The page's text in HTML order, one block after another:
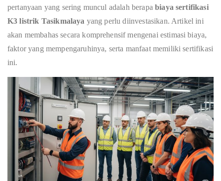
pertanyaan yang sering muncul adalah berapabiaya sertifikasi
K3 listrik Tasikmalaya yang perlu diinvestasikan. Artikel ini
akan membahas secara komprehensif mengenai estimasi biaya,
faktor yang mempengaruhinya, serta manfaat memiliki sertifikasi
ini.